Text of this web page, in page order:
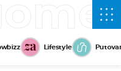
Lifestyle